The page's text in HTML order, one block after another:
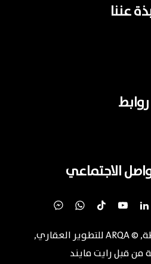
, ©ARQA للتطوير العقاري
,
من قبلرايت مايند
عننا
روابط
الاجتماعي